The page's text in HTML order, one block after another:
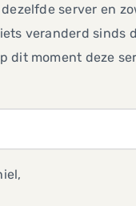
dezelfde server en
veranderd sinds
dit moment deze